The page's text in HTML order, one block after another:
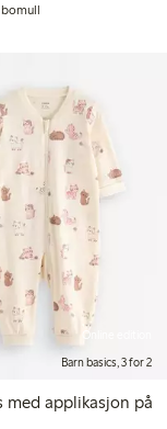
Barn basics, 3 for 2
med applikasjon på